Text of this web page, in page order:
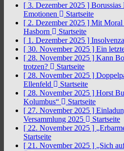
[ 3. Dezember 2025 ] Borussias
Emotionen
Startseite
[ 2. Dezember 2025 ] Mit Moral
Hasborn
Startseite
[ 1. Dezember 2025 ]
[ 30. November 2025 ] Ein
[ 28. November 2025 ] Kann
trotzen?
Startseite
[ 28. November 2025 ]
Ellenfeld
Startseite
[ 28. November 2025 ] Horst
Kolumbus“
Startseite
[ 27. November 2025 ]
Versammlung 2025
Startseite
[ 22. November 2025 ]
Startseite
[ 21. November 2025 ] „Sich